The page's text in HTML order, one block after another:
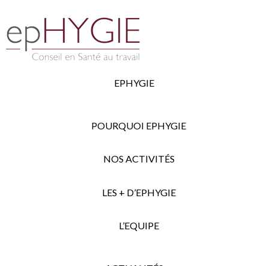
EPHYGIE
POURQUOI EPHYGIE
NOS ACTIVITÉS
LES + D’EPHYGIE
L’EQUIPE